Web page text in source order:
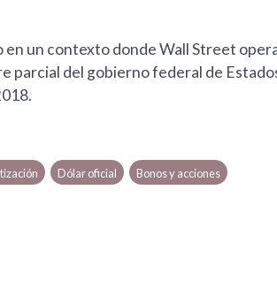
en un contexto donde Wall Street
parcial del gobierno federal de
Dólar oficial Bonos y acciones